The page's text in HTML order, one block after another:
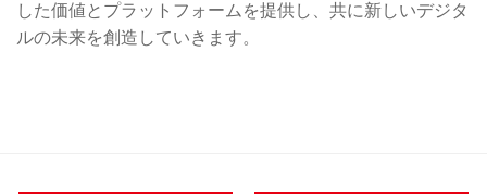
した価値とプラットフォームを提供し、共に新しいデジタ
ルの未来を創造していきます。